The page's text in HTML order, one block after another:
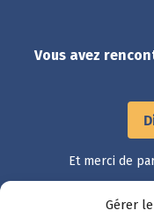
Vous avez
Et merci de
Gérer